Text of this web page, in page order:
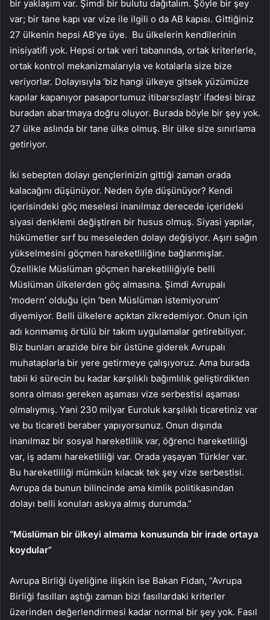
bir yaklaşım var. Şimdi bir bulutu dağıtalım. Şöyle bir şey
var; bir tane kapı var vize ile ilgili o da AB kapısı. Gittiğiniz
27 ülkenin hepsi AB’ye üye. Bu ülkelerin kendilerinin
inisiyatifi yok. Hepsi ortak veri tabanında, ortak kriterlerle,
ortak kontrol mekanizmalarıyla ve kotalarla size bize
veriyorlar. Dolayısıyla ‘biz hangi ülkeye gitsek yüzümüze
kapılar kapanıyor pasaportumuz itibarsızlaştı’ ifadesi biraz
buradan abartmaya doğru oluyor. Burada böyle bir şey yok.
27 ülke aslında bir tane ülke olmuş. Bir ülke size sınırlama
getiriyor.
İki sebepten dolayı gençlerinizin gittiği zaman orada
kalacağını düşünüyor. Neden öyle düşünüyor? Kendi
içerisindeki göç meselesi inanılmaz derecede içerideki
siyasi denklemi değiştiren bir husus olmuş. Siyasi yapılar,
hükümetler sırf bu meseleden dolayı değişiyor. Aşırı sağın
yükselmesini göçmen hareketliliğine bağlanmışlar.
Özellikle Müslüman göçmen hareketliliğiyle belli
Müslüman ülkelerden göç almasına. Şimdi Avrupalı
‘modern’ olduğu için ‘ben Müslüman istemiyorum’
diyemiyor. Belli ülkelere açıktan zikredemiyor. Onun için
adı konmamış örtülü bir takım uygulamalar getirebiliyor.
Biz bunları arazide bire bir üstüne giderek Avrupalı
muhataplarla bir yere getirmeye çalışıyoruz. Ama burada
tabii ki sürecin bu kadar karşılıklı bağımlılık geliştirdikten
sonra olması gereken aşaması vize serbestisi aşaması
olmalıymış. Yani 230 milyar Euroluk karşılıklı ticaretiniz var
ve bu ticareti beraber yapıyorsunuz. Onun dışında
inanılmaz bir sosyal hareketlilik var, öğrenci hareketliliği
var, iş adamı hareketliliği var. Orada yaşayan Türkler var.
Bu hareketliliği mümkün kılacak tek şey vize serbestisi.
Avrupa da bunun bilincinde ama kimlik politikasından
dolayı belli konuları askıya almış durumda.”
“Müslüman bir ülkeyi almama konusunda bir irade ortaya
koydular”
Avrupa Birliği üyeliğine ilişkin ise Bakan Fidan, “Avrupa
Birliği fasılları aştığı zaman bizi fasıllardaki kriterler
üzerinden değerlendirmesi kadar normal bir şey yok. Fasıl